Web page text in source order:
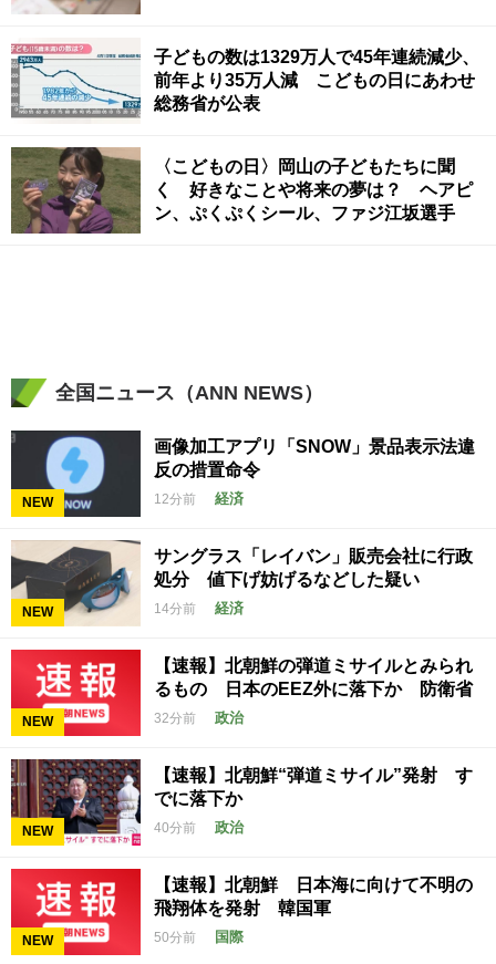
子どもの数は1329万人で45年連続減少、
前年より35万人減 こどもの日にあわせ
総務省が公表
〈こどもの日〉岡山の子どもたちに聞
く 好きなことや将来の夢は？ ヘアピ
ン、ぷくぷくシール、ファジ江坂選手
全国ニュース（ANN NEWS）
NEW
画像加工アプリ「SNOW」景品表示法違
反の措置命令
12分前 経済
NEW
サングラス「レイバン」販売会社に行政
処分 値下げ妨げるなどした疑い
14分前 経済
NEW
【速報】北朝鮮の弾道ミサイルとみられ
るもの 日本のEEZ外に落下か 防衛省
32分前 政治
NEW
【速報】北朝鮮“弾道ミサイル”発射 す
でに落下か
40分前 政治
NEW
【速報】北朝鮮 日本海に向けて不明の
飛翔体を発射 韓国軍
50分前 国際